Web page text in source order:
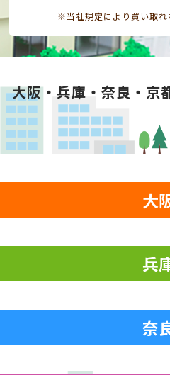
※当社規定により買い取れ
大阪・兵庫・奈良・京
大
兵
奈